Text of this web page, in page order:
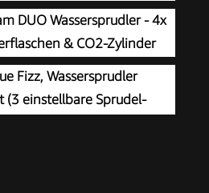
1 CO₂-Zylinder, Matt
DUO Wassersprudler - 4x
& CO2-Zylinder
Fizz, Wassersprudler
(3 einstellbare Sprudel-